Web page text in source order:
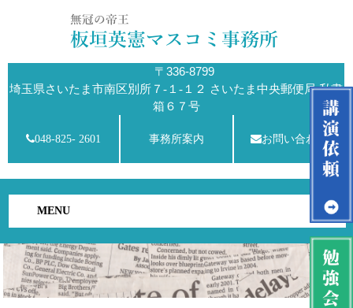
〒336-8799
埼玉県さいたま市南区別所７-１-１２ さいたま中央郵便局 私書
箱６７号
048-825- 2601 事務所案内 お問い合わせ
MENU